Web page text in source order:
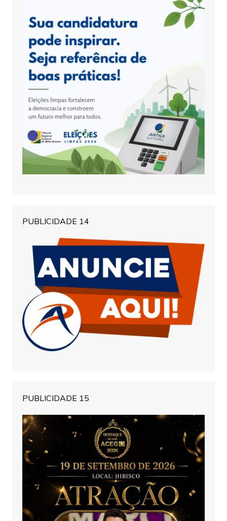
PUBLICIDADE 14
PUBLICIDADE 15